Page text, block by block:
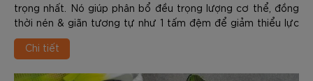
trọng nhất. Nó giúp phân bổ đều trọng lượng cơ thể, đồng
thời nén & giãn tương tự như 1 tấm đệm để giảm thiểu lực
tác động từ mặt sàn lên đôi chân, bảo vệ khỏi các chấn
thương trên đường chạy. Trong khi các tổn thương ở đế
Chi tiết